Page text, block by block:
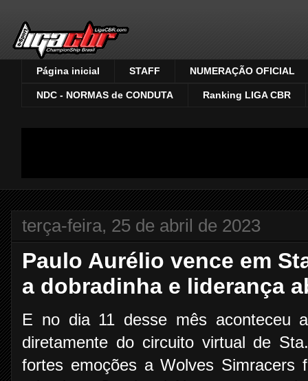
Página inicial STAFF NUMERAÇÃO OFICIAL
NDC - NORMAS de CONDUTA Ranking LIGA CBR
terça-feira, 25 de abril de 2023
Paulo Aurélio vence em
a dobradinha e liderança
E no dia 11 desse mês aconteceu
diretamente do circuito virtual de
fortes emoções a Wolves Simracers